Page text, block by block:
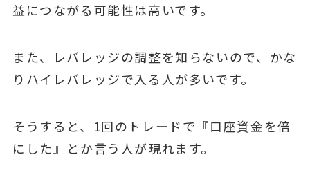
益につながる可能性は高いです。
また、レバレッジの調整を知らないので、かな
りハイレバレッジで入る人が多いです。
そうすると、1回のトレードで『口座資金を倍
にした』とか言う人が現れます。